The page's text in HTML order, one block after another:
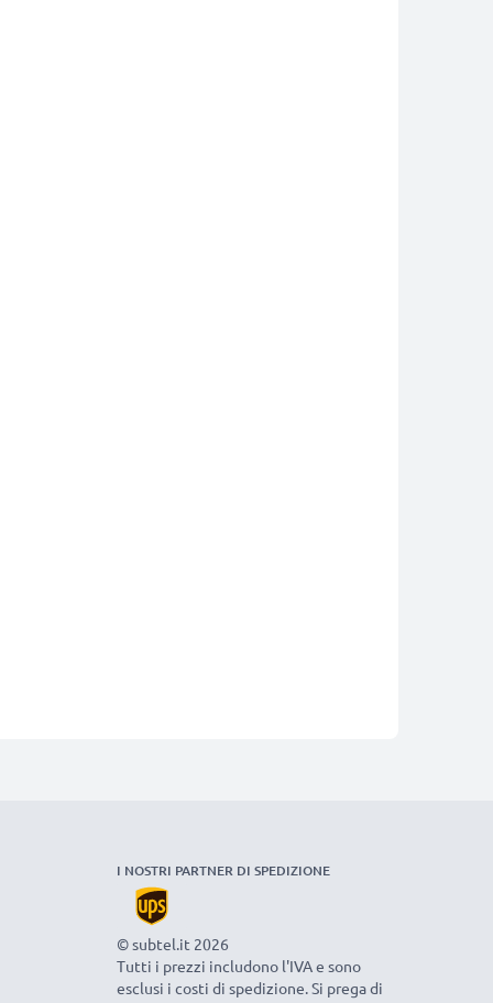
I NOSTRI PARTNER DI SPEDIZIONE
© subtel.it 2026
Tutti i prezzi includono l'IVA e sono
esclusi i costi di spedizione. Si prega di